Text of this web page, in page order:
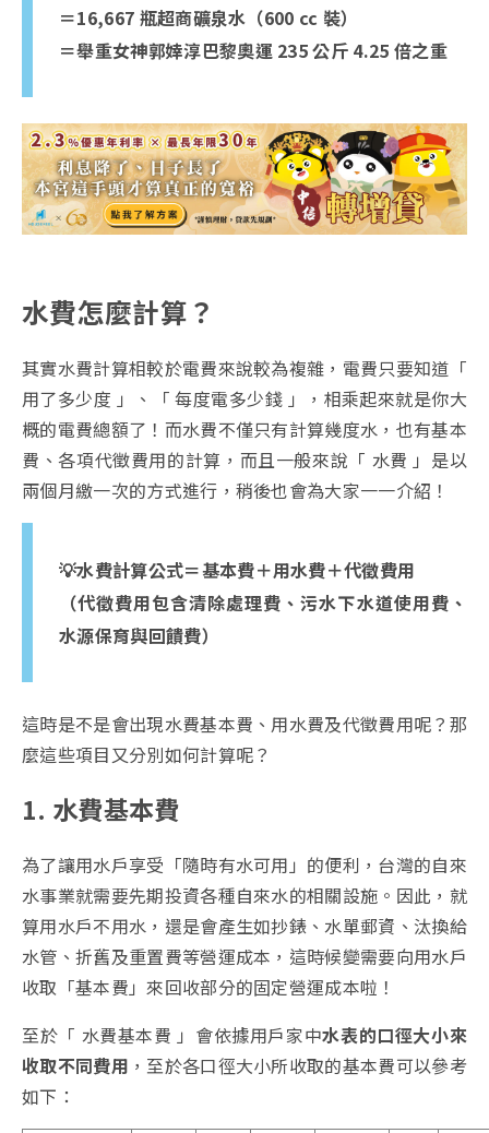
＝16,667 瓶超商礦泉水（600 cc 裝）
＝舉重女神郭婞淳巴黎奧運 235 公斤 4.25 倍之重
水費怎麼計算？
其實水費計算相較於電費來說較為複雜，電費只要知道「
用了多少度 」、「 每度電多少錢 」，相乘起來就是你大
概的電費總額了！而水費不僅只有計算幾度水，也有基本
費、各項代徵費用的計算，而且一般來說「 水費 」是以
兩個月繳一次的方式進行，稍後也會為大家一一介紹！
💡水費計算公式＝基本費＋用水費＋代徵費用
（代徵費用包含清除處理費、污水下水道使用費、
水源保育與回饋費）
這時是不是會出現水費基本費、用水費及代徵費用呢？那
麼這些項目又分別如何計算呢？
1. 水費基本費
為了讓用水戶享受「隨時有水可用」的便利，台灣的自來
水事業就需要先期投資各種自來水的相關設施。因此，就
算用水戶不用水，還是會產生如抄錶、水單郵資、汰換給
水管、折舊及重置費等營運成本，這時候變需要向用水戶
收取「基本費」來回收部分的固定營運成本啦！
至於「 水費基本費 」會依據用戶家中水表的口徑大小來
收取不同費用 ，至於各口徑大小所收取的基本費可以參考
如下：